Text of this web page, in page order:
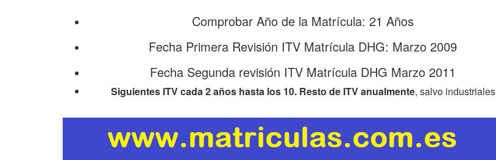
Comprobar Año de la Matrícula: 21 Años
Fecha Primera Revisión ITV Matrícula DHG: Marzo 2009
Fecha Segunda revisión ITV Matrícula DHG Marzo 2011
Siguientes ITV cada 2 años hasta los 10. Resto de ITV anualmente, salvo industriales